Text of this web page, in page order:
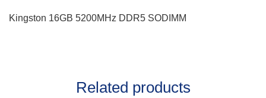
Kingston 16GB 5200MHz DDR5 SODIMM
Related products